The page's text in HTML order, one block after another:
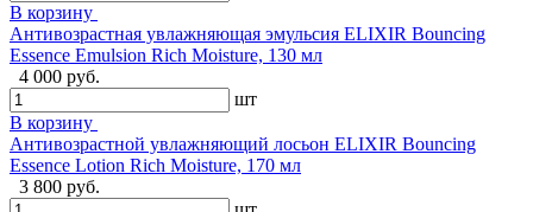
В корзину
Антивозрастная увлажняющая эмульсия ELIXIR Bouncing
Essence Emulsion Rich Moisture, 130 мл
4 000 руб.
шт
В корзину
Антивозрастной увлажняющий лосьон ELIXIR Bouncing
Essence Lotion Rich Moisture, 170 мл
3 800 руб.